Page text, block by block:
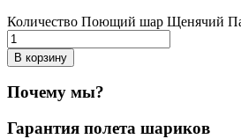
Количество Поющий шар Щенячий
В корзину
Почему мы?
Гарантия полета шариков